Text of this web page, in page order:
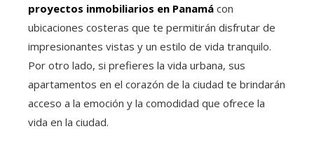
proyectos inmobiliarios en Panamá con
ubicaciones costeras que te permitirán disfrutar de
impresionantes vistas y un estilo de vida tranquilo.
Por otro lado, si prefieres la vida urbana, sus
apartamentos en el corazón de la ciudad te brindarán
acceso a la emoción y la comodidad que ofrece la
vida en la ciudad.